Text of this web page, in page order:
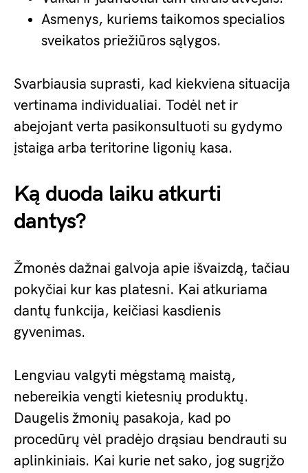
Asmenys, kuriems taikomos specialios
sveikatos priežiūros sąlygos.
Svarbiausia suprasti, kad kiekviena situacija
vertinama individualiai. Todėl net ir
abejojant verta pasikonsultuoti su gydymo
įstaiga arba teritorine ligonių kasa.
Ką duoda laiku atkurti
dantys?
Žmonės dažnai galvoja apie išvaizdą, tačiau
pokyčiai kur kas platesni. Kai atkuriama
dantų funkcija, keičiasi kasdienis
gyvenimas.
Lengviau valgyti mėgstamą maistą,
nebereikia vengti kietesnių produktų.
Daugelis žmonių pasakoja, kad po
procedūrų vėl pradėjo drąsiau bendrauti su
aplinkiniais. Kai kurie net sako, jog sugrįžo